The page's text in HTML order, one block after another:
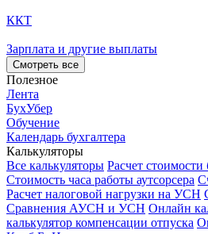
ККТ
Зарплата и другие выплаты
Смотреть все
Полезное
Лента
БухУбер
Обучение
Календарь бухгалтера
Калькуляторы
Все калькуляторы Расчет
Стоимость часа работы аутсорсера
Расчет налоговой нагрузки на УСН
Сравнения АУСН и УСН Онлайн
калькулятор компенсации отпуска